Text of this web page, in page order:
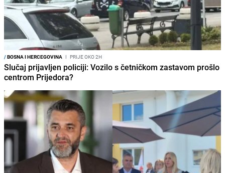
/BOSNA I HERCEGOVINA I PRIJE OKO 2H
Slučaj prijavljen policiji: Vozilo s četničkom zastavom prošlo
centrom Prijedora?